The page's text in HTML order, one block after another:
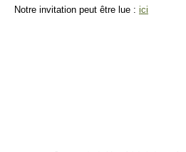
Notre invitation peut être lue : ici